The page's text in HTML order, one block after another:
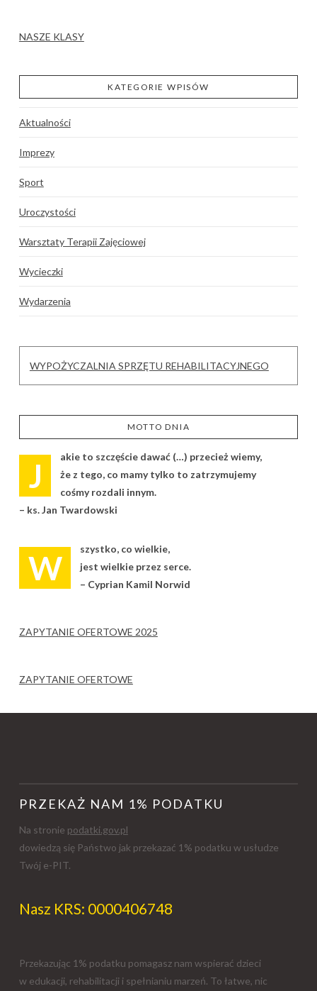
NASZE KLASY
KATEGORIE WPISÓW
Aktualności
Imprezy
Sport
Uroczystości
Warsztaty Terapii Zajęciowej
Wycieczki
Wydarzenia
WYPOŻYCZALNIA SPRZĘTU REHABILITACYJNEGO
MOTTO DNIA
J
akie to szczęście dawać (…) przecież wiemy,
że z tego, co mamy tylko to zatrzymujemy
cośmy rozdali innym.
– ks. Jan Twardowski
W
szystko, co wielkie,
jest wielkie przez serce.
– Cyprian Kamil Norwid
ZAPYTANIE OFERTOWE 2025
ZAPYTANIE OFERTOWE
PRZEKAŻ NAM 1% PODATKU
Na stronie podatki.gov.pl
dowiedzą się Państwo jak przekazać 1% podatku w usłudze
Twój e-PIT.
Nasz KRS: 0000406748
Przekazując 1% podatku pomagasz nam wspierać dzieci
w edukacji, rehabilitacji i spełnianiu marzeń. To łatwe, nic